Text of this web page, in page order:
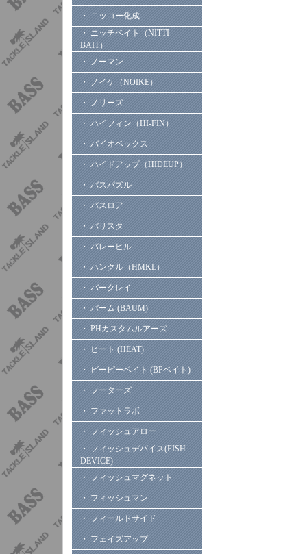
・ ニッコー化成
・ ニッチベイト（NITTI
BAIT）
・ ノーマン
・ ノイケ（NOIKE）
・ ノリーズ
・ ハイフィン（HI-FIN）
・ バイオベックス
・ ハイドアップ（HIDEUP）
・ バスパズル
・ バスロア
・ バリスタ
・ バレーヒル
・ ハンクル（HMKL）
・ バークレイ
・ バーム (BAUM)
・ PHカスタムルアーズ
・ ヒート (HEAT)
・ ビーピーベイト (BPベイト)
・ フーターズ
・ ファットラボ
・ フィッシュアロー
・ フィッシュデバイス(FISH
DEVICE)
・ フィッシュマグネット
・ フィッシュマン
・ フィールドサイド
・ フェイズアップ